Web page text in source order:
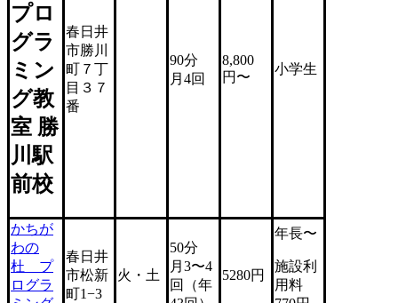
プロ
グラ
ミン
グ教
室 勝
川駅
前校
春日井
市勝川
町７丁
目３７
番
90分
月4回
8,800
円〜
小学生
かちが
わの
杜 プ
ログラ
春日井
市松新
町1−3
火・土
50分
月3〜4
回（年
5280円
年長〜
施設利
用料